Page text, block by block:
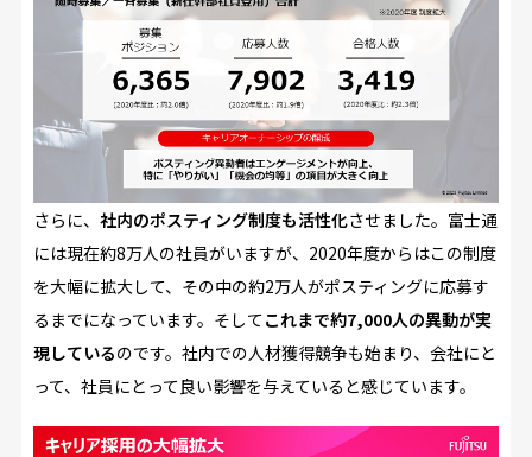
さらに、 社内のポスティング制度も活性化させました。富士通
には現在約8万人の社員がいますが、2020年度からはこの制度
を大幅に拡大して、その中の約2万人がポスティングに応募す
るまでになっています。そして これまで約7,000人の異動が実
現しているのです。社内での人材獲得競争も始まり、会社にと
って、社員にとって良い影響を与えていると感じています。